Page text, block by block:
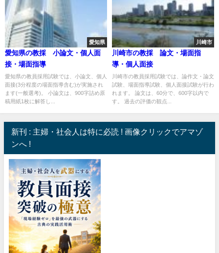
愛知県
愛知県の教採 小論文・個人面
接・場面指導
愛知県の教員採用試験では、小論文、個人
面接(3分程度の場面指導含む)が実施され
ます(一般選考)。 小論文は、900字詰め原
稿用紙1枚に解答し...
川崎市
川崎市の教採 論文・場面指
導・個人面接
川崎市の教員採用試験では、論作文・論文
試験、場面指導試験、個人面接試験が行わ
れます。 論文は、60分で、600字以内で
す。 過去の評価の観点...
新刊 : 主婦・社会人は特に必読 ! 画像クリックでアマゾ
ンへ !